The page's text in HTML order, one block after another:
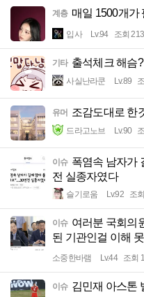
계층 매일 1500개가
입사 Lv.94 조회
기타 출석체크 해슴?
사실난라쿤 Lv.89
유머 조감도대로 한
드라고노브 Lv.90
이슈 폭염속 남자가
전 실종자였다
슬기로움 Lv.92 조
이슈 여러분 국회의
된 기관인걸 이해
소중한바램 Lv.44 조회
이슈 김민재 아스톤